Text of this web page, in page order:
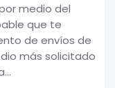
medio del
que te
de envíos de
más solicitado